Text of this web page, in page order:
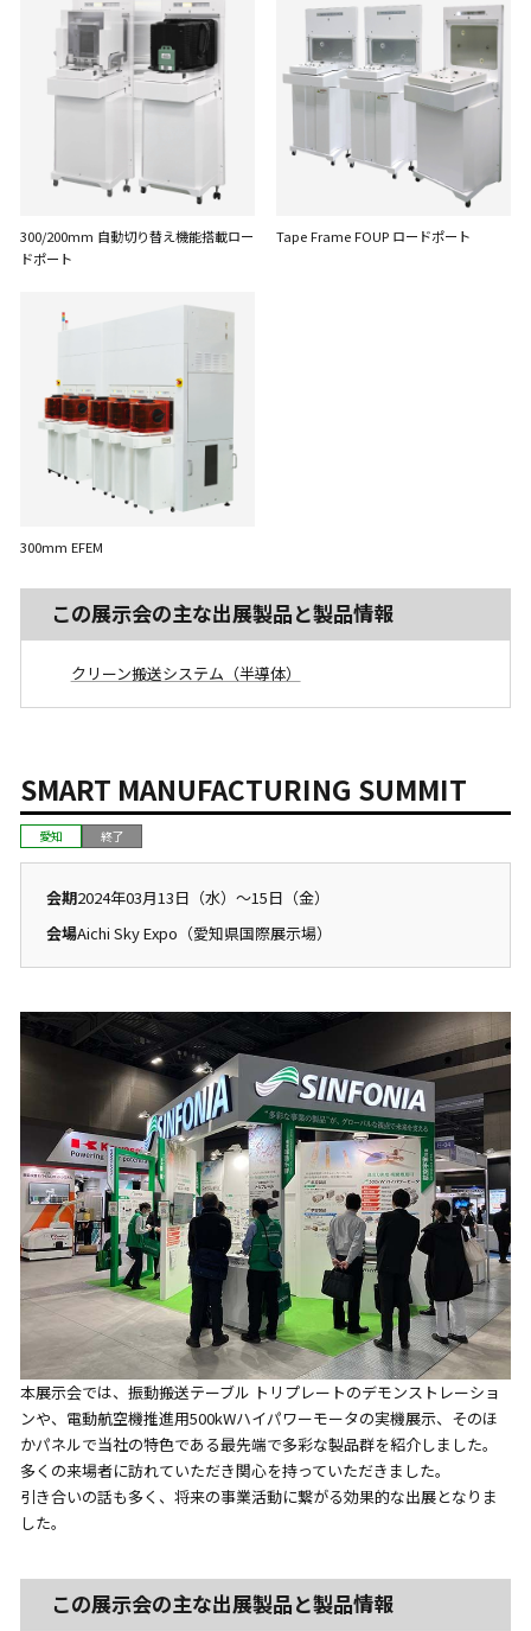
300/200mm 自動切り替え機能搭載ロー
ドポート
Tape Frame FOUP ロードポート
300mm EFEM
この展示会の主な出展製品と製品情報
クリーン搬送システム（半導体）
SMART MANUFACTURING SUMMIT
愛知 終了
会期2024年03月13日（水）～15日（金）
会場Aichi Sky Expo（愛知県国際展示場）
本展示会では、振動搬送テーブル トリプレートのデモンストレーショ
ンや、電動航空機推進用500kWハイパワーモータの実機展示、そのほ
かパネルで当社の特色である最先端で多彩な製品群を紹介しました。
多くの来場者に訪れていただき関心を持っていただきました。
引き合いの話も多く、将来の事業活動に繋がる効果的な出展となりま
した。
この展示会の主な出展製品と製品情報